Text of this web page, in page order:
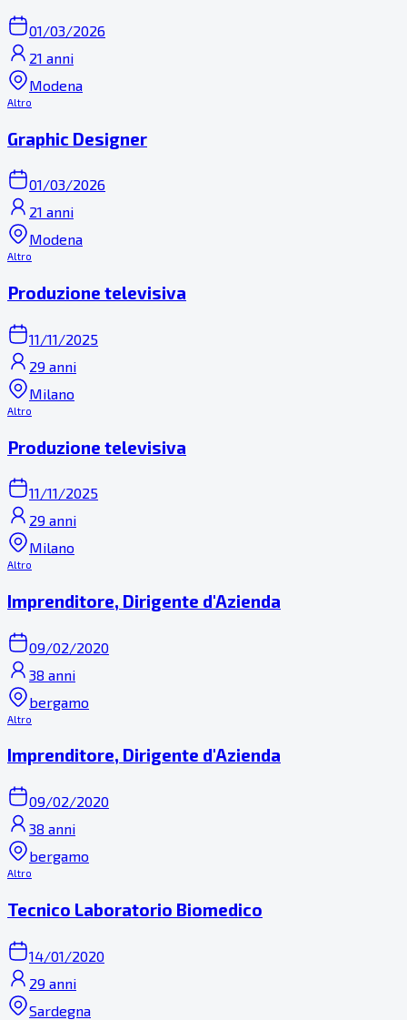
01/03/2026
21 anni
Modena
Altro
Graphic Designer
01/03/2026
21 anni
Modena
Altro
Produzione televisiva
11/11/2025
29 anni
Milano
Altro
Produzione televisiva
11/11/2025
29 anni
Milano
Altro
Imprenditore, Dirigente d'Azienda
09/02/2020
38 anni
bergamo
Altro
Imprenditore, Dirigente d'Azienda
09/02/2020
38 anni
bergamo
Altro
Tecnico Laboratorio Biomedico
14/01/2020
29 anni
Sardegna